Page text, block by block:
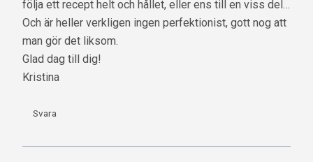
följa ett recept helt och hållet, eller ens till en viss del…
Och är heller verkligen ingen perfektionist, gott nog att
man gör det liksom.
Glad dag till dig!
Kristina
Svara